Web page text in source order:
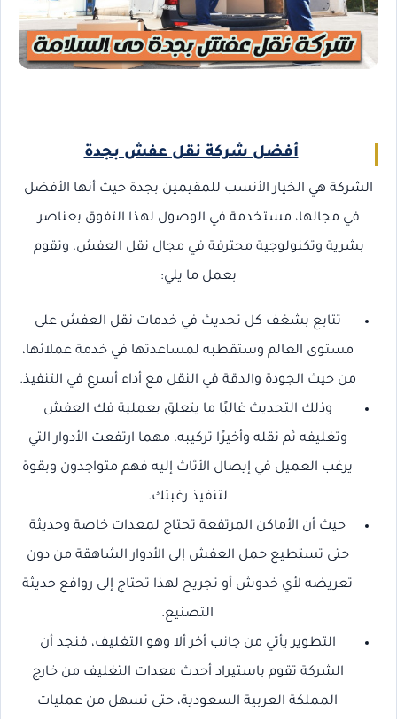
أفضل شركة نقل عفش بجدة
الشركة هي الخيار الأنسب للمقيمين بجدة حيث أنها الأفضل
في مجالها، مستخدمة في الوصول لهذا التفوق بعناصر
بشرية وتكنولوجية محترفة في مجال نقل العفش، وتقوم
بعمل ما يلي:
تتابع بشغف كل تحديث في خدمات نقل العفش على
مستوى العالم وستقطبه لمساعدتها في خدمة عملائها،
من حيث الجودة والدقة في النقل مع أداء أسرع في التنفيذ.
وذلك التحديث غالبًا ما يتعلق بعملية فك العفش
وتغليفه ثم نقله وأخيرًا تركيبه، مهما ارتفعت الأدوار التي
يرغب العميل في إيصال الأثاث إليه فهم متواجدون وبقوة
لتنفيذ رغبتك.
حيث أن الأماكن المرتفعة تحتاج لمعدات خاصة وحديثة
حتى تستطيع حمل العفش إلى الأدوار الشاهقة من دون
تعريضه لأي خدوش أو تجريح لهذا تحتاج إلى روافع حديثة
التصنيع.
التطوير يأتي من جانب أخر ألا وهو التغليف، فنجد أن
الشركة تقوم باستيراد أحدث معدات التغليف من خارج
المملكة العربية السعودية، حتى تسهل من عمليات